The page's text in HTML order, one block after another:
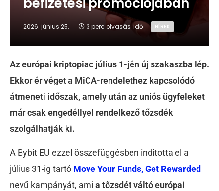
2026. június 25. 3 perc olvasási idő HÍREK
Az európai kriptopiac július 1-jén új szakaszba lép.
Ekkor ér véget a MiCA-rendelethez kapcsolódó
átmeneti időszak, amely után az uniós ügyfeleket
már csak engedéllyel rendelkező tőzsdék
szolgálhatják ki.
A Bybit EU ezzel összefüggésben indította el a
július 31-ig tartó Move Your Funds, Get Rewarded
nevű kampányát, ami a tőzsdét váltó európai